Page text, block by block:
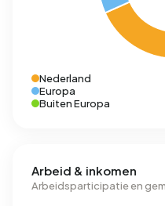
Nederland
Europa
Buiten Europa
Arbeid & inkomen
Arbeidsparticipatie en